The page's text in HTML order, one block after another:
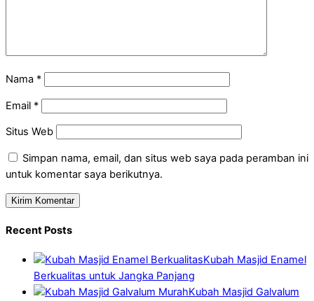
Nama *
Email *
Situs Web
Simpan nama, email, dan situs web saya pada peramban ini
untuk komentar saya berikutnya.
Recent Posts
Kubah Masjid Enamel
Berkualitas untuk Jangka Panjang
Kubah Masjid Galvalum